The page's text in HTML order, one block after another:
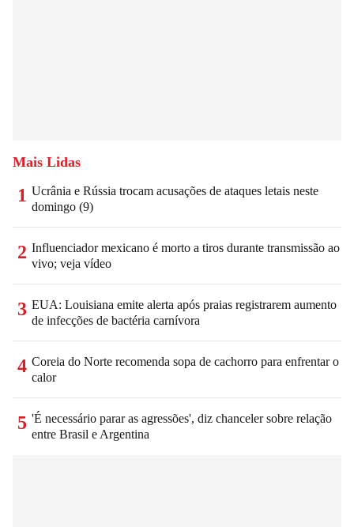
Mais Lidas
1 Ucrânia e Rússia trocam acusações de ataques letais neste
domingo (9)
2 Influenciador mexicano é morto a tiros durante transmissão ao
vivo; veja vídeo
3 EUA: Louisiana emite alerta após praias registrarem aumento
de infecções de bactéria carnívora
4 Coreia do Norte recomenda sopa de cachorro para enfrentar o
calor
5 'É necessário parar as agressões', diz chanceler sobre relação
entre Brasil e Argentina